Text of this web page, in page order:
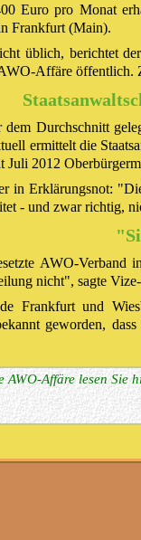
Euro pro Monat
Frankfurt (Main).
üblich, berichtet
Affäre
Durchschnitt
ermittelt die
Juli 2012
in Erklärungsnot:
- und zwar richtig,
AWO-
nicht", sagte
Frankfurt und
geworden,
Affäre lesen Sie